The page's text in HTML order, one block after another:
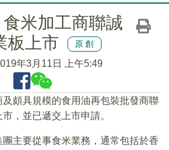
食米加工商聯誠
板上市
原創
年3月11日 上午5:49
頗具規模的食用油再包裝批發商聯
，並已遞交上市申請。
主要從事食米業務，通常包括於香